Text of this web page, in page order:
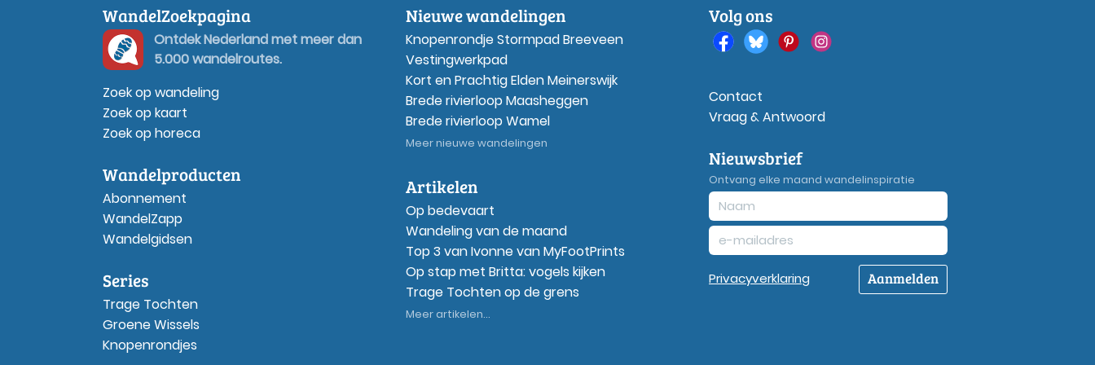
WandelZoekpagina
Ontdek Nederland met meer dan
5.000 wandelroutes.
Zoek op wandeling
Zoek op kaart
Zoek op horeca
Wandelproducten
Abonnement
WandelZapp
Wandelgidsen
Series
Trage Tochten
Groene Wissels
Knopenrondjes
Nieuwe wandelingen
Knopenrondje Stormpad Breeveen
Vestingwerkpad
Kort en Prachtig Elden Meinerswijk
Brede rivierloop Maasheggen
Brede rivierloop Wamel
Meer nieuwe wandelingen
Artikelen
Op bedevaart
Wandeling van de maand
Top 3 van Ivonne van MyFootPrints
Op stap met Britta: vogels kijken
Trage Tochten op de grens
Meer artikelen...
Volg ons
Contact
Vraag & Antwoord
Nieuwsbrief
Ontvang elke maand wandelinspiratie
Privacyverklaring Aanmelden